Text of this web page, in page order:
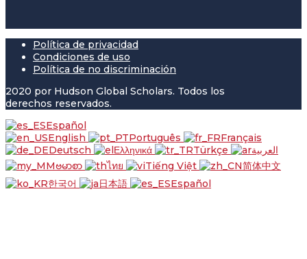
Política de privacidad
Condiciones de uso
Política de no discriminación
2020 por Hudson Global Scholars. Todos los
derechos reservados.
Español
English
Português
Français
Deutsch
Ελληνικά Türkçe
العربية
ဗမာစာ
ไทย Tiếng Việt
简体中文
한국어
日本語 Español